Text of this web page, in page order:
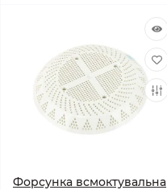
Форсунка всмоктувальна